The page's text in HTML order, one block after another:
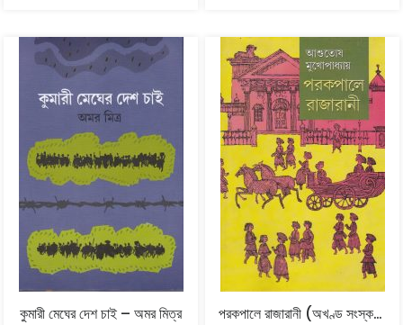
কুমারী মেঘের দেশ চাই – অমর মিত্র পরকপালে রাজারানী (অখণ্ড সংস্করণ) – আশুতোষ মুখোপাধ্যায়